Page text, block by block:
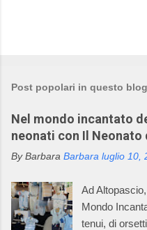
t
n
c
m
e
n
t
o
Post popolari in questo blog
Nel mondo incantato
neonati con Il Neonato
By Barbara Barbara luglio 10,
Ad
Mondo
tenui, di